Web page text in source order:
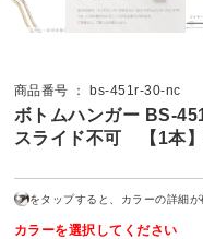
商品番号 ： bs-451r-30-nc
ボトムハンガー BS-
スライド不可 【1本
をタップすると、カラーの詳細が
カラーを選択してください